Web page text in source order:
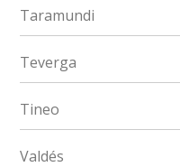
Taramundi
Teverga
Tineo
Valdés